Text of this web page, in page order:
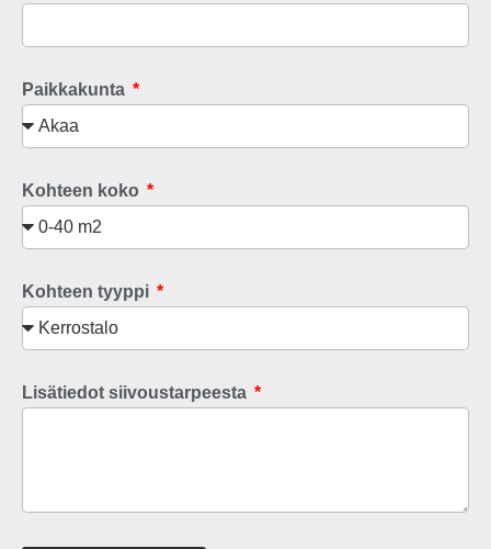
Paikkakunta
Kohteen koko
Kohteen tyyppi
Lisätiedot siivoustarpeesta